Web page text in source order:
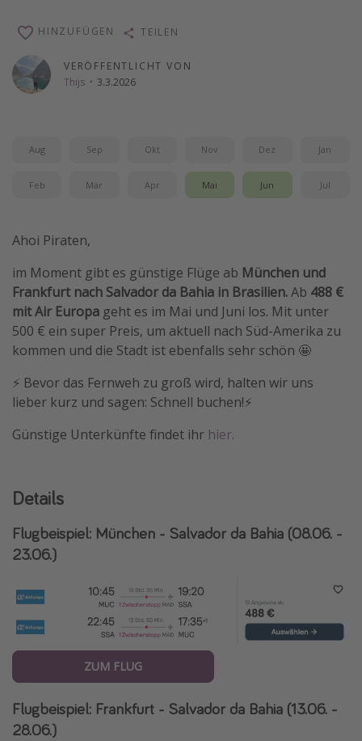
Roadtrips
Wochenendtrip
Singlereisen
Hotels in Hamburg
Hotels in Amsterdam
Reise Journal
Familienurlaub in der Türkei
Rundreisen in Thailand
Reisepassfreie Reiseziele
Silvesterreisen
Last Minute Urlaub Deutschland
VERÖFFENTLICHT VON
Thijs · 3.3.2026
HINZUFÜGEN TEILEN
Aug Sep Okt Nov Dez Jan
Feb Mär Apr Mai Jun Jul
Ahoi Piraten,
im Moment gibt es günstige Flüge ab München und
Frankfurt nach Salvador da Bahia in Brasilien.Ab 488 €
mit Air Europa geht es im Mai und Juni los. Mit unter
500 € ein super Preis, um aktuell nach Süd-Amerika zu
kommen und die Stadt ist ebenfalls sehr schön 🤩
⚡️ Bevor das Fernweh zu groß wird, halten wir uns
lieber kurz und sagen: Schnell buchen!⚡️
Günstige Unterkünfte findet ihr hier.
Details
Flugbeispiel: München - Salvador da Bahia (08.06. -
23.06.)
ZUM FLUG
Flugbeispiel: Frankfurt - Salvador da Bahia (13.06. -
28.06.)